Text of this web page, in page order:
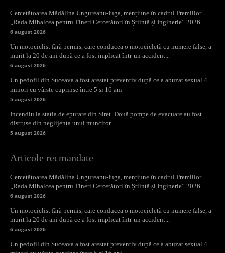
Cercetătoarea Mădălina Ungureanu-Iuga, mențiune în cadrul Premiilor
„Rada Mihalcea pentru Tineri Cercetători în Știință și Inginerie” 2026
6 august 2026
Un motociclist fără permis, care conducea o motocicletă cu numere false, a
murit la 20 de ani după ce a fost implicat într-un accident...
6 august 2026
Un pedofil din Suceava a fost arestat preventiv după ce a abuzat sexual 4
minori cu vârste cuprinse între 5 și 16 ani
5 august 2026
Incendiu la stația de epurare din Siret. Două pompe de evacuare au fost
distruse din neglijența unui muncitor
5 august 2026
Articole recmandate
Cercetătoarea Mădălina Ungureanu-Iuga, mențiune în cadrul Premiilor
„Rada Mihalcea pentru Tineri Cercetători în Știință și Inginerie” 2026
6 august 2026
Un motociclist fără permis, care conducea o motocicletă cu numere false, a
murit la 20 de ani după ce a fost implicat într-un accident...
6 august 2026
Un pedofil din Suceava a fost arestat preventiv după ce a abuzat sexual 4